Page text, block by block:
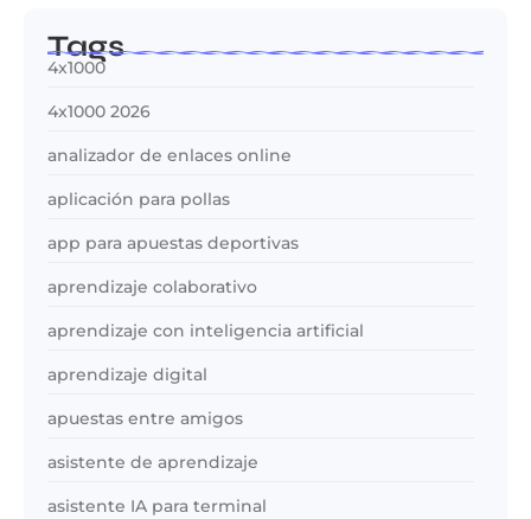
Tags
4x1000
4x1000 2026
analizador de enlaces online
aplicación para pollas
app para apuestas deportivas
aprendizaje colaborativo
aprendizaje con inteligencia artificial
aprendizaje digital
apuestas entre amigos
asistente de aprendizaje
asistente IA para terminal